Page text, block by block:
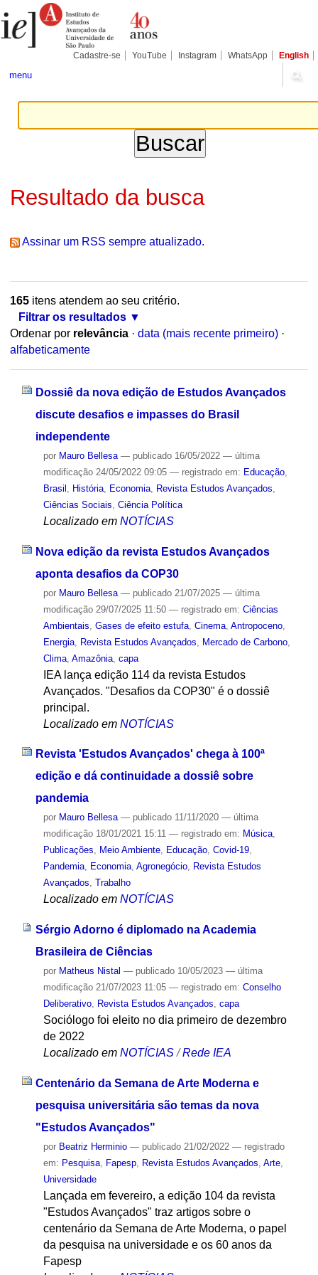
para
conteúdo.
Pessoais
Cadastre-se YouTube Instagram WhatsApp English
menu
Resultado da busca
Assinar um RSS sempre atualizado.
165itens atendem ao seu critério.
Filtrar os resultados
Ordenar por relevância · data (mais recente primeiro) ·
alfabeticamente
Dossiê da nova edição de Estudos Avançados
discute desafios e impasses do Brasil
independente
por Mauro Bellesa — publicado16/05/2022 — última
modificação24/05/2022 09:05 — registrado em: Educação,
Brasil
História, Economia, Revista Estudos Avançados
Ciências Sociais Ciência Política
Localizado em NOTÍCIAS
Nova edição da revista Estudos Avançados
aponta desafios da COP30
por Mauro Bellesa — publicado21/07/2025 — última
modificação29/07/2025 11:50 — registrado em: Ciências
Ambientais Gases de efeito estufa, Cinema, Antropoceno,
Energia, Revista Estudos Avançados Mercado de Carbono,
Clima, Amazônia, capa
IEA lança edição 114 da revista Estudos
Avançados. "Desafios da COP30" é o dossiê
principal.
Localizado em NOTÍCIAS
Revista 'Estudos Avançados' chega à 100ª
edição e dá continuidade a dossiê sobre
pandemia
por Mauro Bellesa — publicado11/11/2020 — última
modificação18/01/2021 15:11 — registrado em: Música,
Publicações, Meio Ambiente, Educação, Covid-19,
Pandemia, Economia, Agronegócio, Revista Estudos
Avançados, Trabalho
Localizado em NOTÍCIAS
Sérgio Adorno é diplomado na Academia
Brasileira de Ciências
por Matheus Nistal — publicado10/05/2023 — última
modificação21/07/2023 11:05 — registrado em: Conselho
Deliberativo, Revista Estudos Avançados, capa
Sociólogo foi eleito no dia primeiro de dezembro
de 2022
Localizado em NOTÍCIAS /Rede IEA
Centenário da Semana de Arte Moderna e
pesquisa universitária são temas da nova
"Estudos Avançados"
por Beatriz Herminio — publicado21/02/2022 — registrado
em: Pesquisa, Fapesp, Revista Estudos Avançados Arte,
Universidade
Lançada em fevereiro, a edição 104 da revista
"Estudos Avançados" traz artigos sobre o
centenário da Semana de Arte Moderna, o papel
da pesquisa na universidade e os 60 anos da
Fapesp